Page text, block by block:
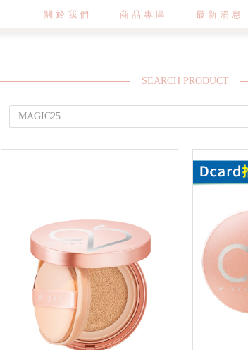
關於我們 商品專區 最新消息
SEARCH PRODUCT